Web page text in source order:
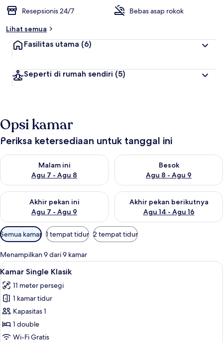
Resepsionis 24/7
Bebas asap rokok
Lihat semua
Fasilitas utama (6)
Seperti di rumah sendiri (5)
Opsi kamar
Periksa ketersediaan untuk tanggal ini
Malam ini
Agu 7 - Agu 8
Periksa ketersediaan untuk malam ini Agu 7 - Agu 8
Besok
Agu 8 - Agu 9
Periksa ketersediaan untuk
Akhir pekan ini
Agu 7 - Agu 9
Periksa ketersediaan untuk akhir pekan ini Agu 7 - Agu 9
Akhir pekan berikutnya
Agu 14 - Agu 16
Periksa ketersediaan untuk
Filter
tersedia
untuk
kamar
Semua kamar 1 tempat tidur 2 tempat tidur
Menampilkan 9 dari 9 kamar
Lihat
semua
foto
untuk
Kamar
Single
Klasik
Kamar Single Klasik | Brankas, meja
1
Kamar Single Klasik
11 meter persegi
1 kamar tidur
Kapasitas 1
1 double
Wi-Fi Gratis